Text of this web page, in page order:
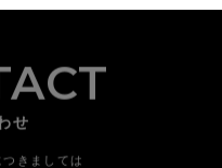
せ
つきましては